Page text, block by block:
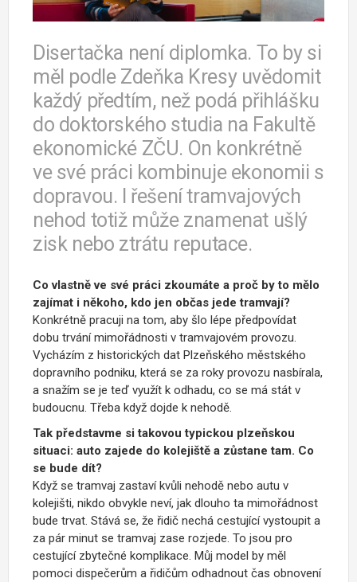
Disertačka není diplomka. To by si
měl podle Zdeňka Kresy uvědomit
každý předtím, než podá přihlášku
do doktorského studia na Fakultě
ekonomické ZČU. On konkrétně
ve své práci kombinuje ekonomii s
dopravou. I řešení tramvajových
nehod totiž může znamenat ušlý
zisk nebo ztrátu reputace.
Co vlastně ve své práci zkoumáte a proč by to mělo
zajímat i někoho, kdo jen občas jede tramvají?
Konkrétně pracuji na tom, aby šlo lépe předpovídat
dobu trvání mimořádnosti v tramvajovém provozu.
Vycházím z historických dat Plzeňského městského
dopravního podniku, která se za roky provozu nasbírala,
a snažím se je teď využít k odhadu, co se má stát v
budoucnu. Třeba když dojde k nehodě.
Tak představme si takovou typickou plzeňskou
situaci: auto zajede do kolejiště a zůstane tam. Co
se bude dít?
Když se tramvaj zastaví kvůli nehodě nebo autu v
kolejišti, nikdo obvykle neví, jak dlouho ta mimořádnost
bude trvat. Stává se, že řidič nechá cestující vystoupit a
za pár minut se tramvaj zase rozjede. To jsou pro
cestující zbytečné komplikace. Můj model by měl
pomoci dispečerům a řidičům odhadnout čas obnovení